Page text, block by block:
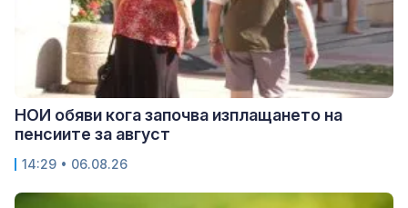
НОИ обяви кога започва изплащането на
пенсиите за август
14:29 • 06.08.26